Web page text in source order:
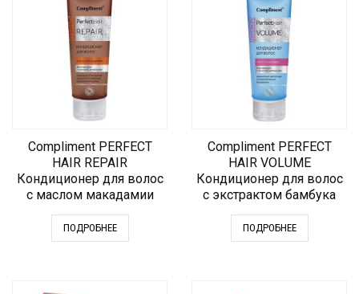
Compliment PERFECT
HAIR REPAIR
Кондиционер для волос
с маслом макадамии
ПОДРОБНЕЕ
Compliment PERFECT
HAIR VOLUME
Кондиционер для волос
с экстрактом бамбука
ПОДРОБНЕЕ